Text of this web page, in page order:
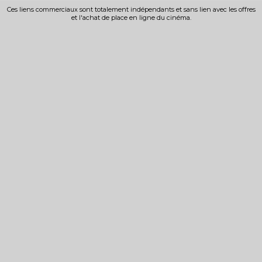
Ces liens commerciaux sont totalement indépendants et sans lien avec les offres
et l'achat de place en ligne du cinéma.